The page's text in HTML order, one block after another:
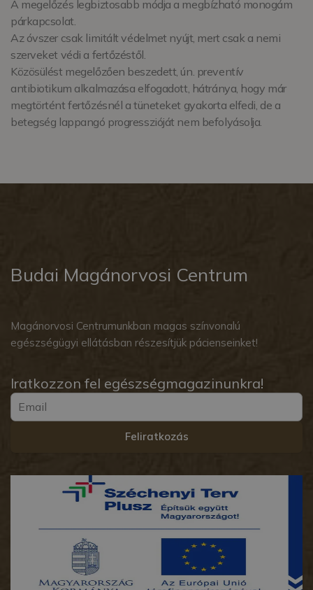
A megelőzés legbiztosabb módja a megbízható monogám
párkapcsolat.
Az óvszer csak limitált védelmet nyújt, mert csak a nemi
szerveket védi a fertőzéstől.
Közösülést megelőzően beszedett, ún. preventív
antibiotikum alkalmazása elfogadott, hátránya, hogy már
megtörtént fertőzésnél a tüneteket gyakorta elfedi, de a
betegség lappangó progresszióját nem befolyásolja.
Budai Magánorvosi Centrum
Magánorvosi Centrumunkban magas színvonalú
egészségügyi ellátásban részesítjük pácienseinket!
Iratkozzon fel egészségmagazinunkra!
Feliratkozás